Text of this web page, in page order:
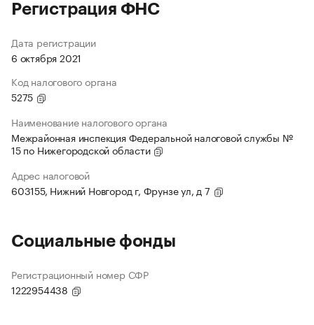
Регистрация ФНС
Дата регистрации
6 октября 2021
Код налогового органа
5275
Наименование налогового органа
Межрайонная инспекция Федеральной налоговой службы №
15 по Нижегородской области
Адрес налоговой
603155, Нижний Новгород г, Фрунзе ул, д 7
Социальные фонды
Регистрационный номер СФР
1222954438